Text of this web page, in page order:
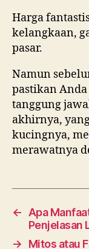
Harga
kelangkaan,
pasar.
Namun
pastikan
tanggung
akhirnya,
kucingnya,
merawatnya
← Apa
Penjelasan
→
Mitos atau